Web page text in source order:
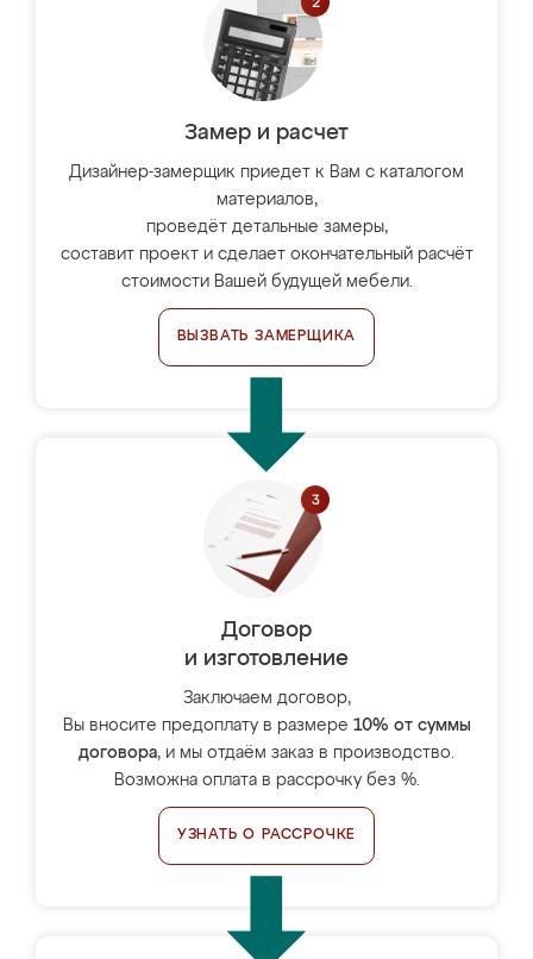
Замер и расчет
Дизайнер-замерщик приедет к Вам с каталогом
материалов,
проведёт детальные замеры,
составит проект и сделает окончательный расчёт
стоимости Вашей будущей мебели.
ВЫЗВАТЬ ЗАМЕРЩИКА
Договор
и изготовление
Заключаем договор,
Вы вносите предоплату в размере 10% от суммы
договора, и мы отдаём заказ в производство.
Возможна оплата в рассрочку без %.
УЗНАТЬ О РАССРОЧКЕ